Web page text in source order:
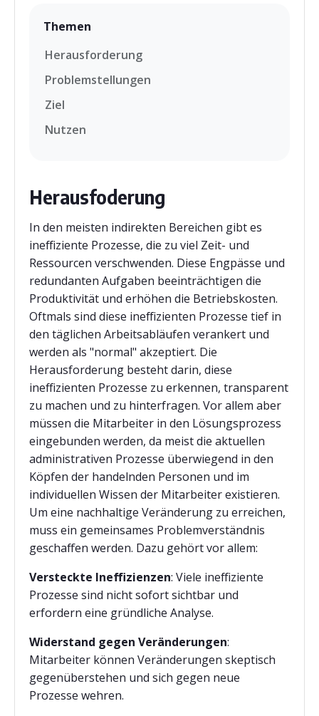
Themen
Herausforderung
Problemstellungen
Ziel
Nutzen
Herausfoderung
In den meisten indirekten Bereichen gibt es
ineffiziente Prozesse, die zu viel Zeit- und
Ressourcen verschwenden. Diese Engpässe und
redundanten Aufgaben beeinträchtigen die
Produktivität und erhöhen die Betriebskosten.
Oftmals sind diese ineffizienten Prozesse tief in
den täglichen Arbeitsabläufen verankert und
werden als "normal" akzeptiert. Die
Herausforderung besteht darin, diese
ineffizienten Prozesse zu erkennen, transparent
zu machen und zu hinterfragen. Vor allem aber
müssen die Mitarbeiter in den Lösungsprozess
eingebunden werden, da meist die aktuellen
administrativen Prozesse überwiegend in den
Köpfen der handelnden Personen und im
individuellen Wissen der Mitarbeiter existieren.
Um eine nachhaltige Veränderung zu erreichen,
muss ein gemeinsames Problemverständnis
geschaffen werden. Dazu gehört vor allem:
Versteckte Ineffizienzen: Viele ineffiziente
Prozesse sind nicht sofort sichtbar und
erfordern eine gründliche Analyse.
Widerstand gegen Veränderungen:
Mitarbeiter können Veränderungen skeptisch
gegenüberstehen und sich gegen neue
Prozesse wehren.